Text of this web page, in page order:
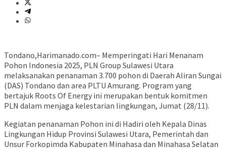
Tondano,Harimanado.com– Memperingati Hari Menanam
Pohon Indonesia 2025, PLN Group Sulawesi Utara
melaksanakan penanaman 3.700 pohon di Daerah Aliran Sungai
(DAS) Tondano dan area PLTU Amurang. Program yang
bertajuk Roots Of Energy ini merupakan bentuk komitmen
PLN dalam menjaga kelestarian lingkungan, Jumat (28/11).
Kegiatan penanaman Pohon ini di Hadiri oleh Kepala Dinas
Lingkungan Hidup Provinsi Sulawesi Utara, Pemerintah dan
Unsur Forkopimda Kabupaten Minahasa dan Minahasa Selatan